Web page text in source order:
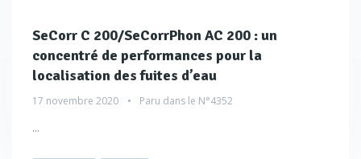
SeCorr C 200/SeCorrPhon AC 200 : un
concentré de performances pour la
localisation des fuites d’eau
17 novembre 2020 Paru dans le N°4352
...